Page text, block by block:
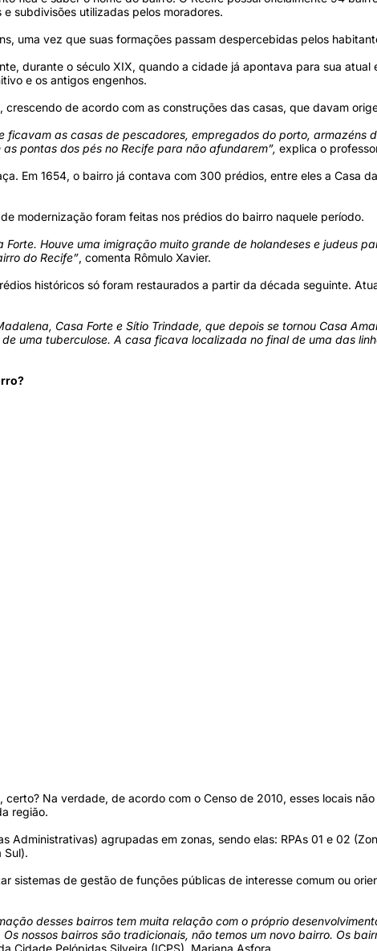
subdivisões utilizadas pelos moradores.
uma vez que suas formações passam despercebidas pelos
durante o século XIX, quando a cidade já apontava para sua
e os antigos engenhos.
de acordo com as construções das casas, que davam
ficavam as casas de pescadores, empregados do porto, armazéns
pontas dos pés no Recife para não afundarem”, explica o
Em 1654, o bairro já contava com 300 prédios, entre eles a Casa
modernização foram feitas nos prédios do bairro naquele período.
Houve uma imigração muito grande de holandeses e judeus
do Recife”, comenta Rômulo Xavier.
históricos só foram restaurados a partir da década seguinte.
Casa Forte e Sítio Trindade, que depois se tornou Casa
uma tuberculose. A casa ficava localizada no final de uma das
Na verdade, de acordo com o Censo de 2010, esses locais
região.
agrupadas em zonas, sendo elas: RPAs 01 e 02
Sul).
de gestão de funções públicas de interesse comum ou
desses bairros tem muita relação com o próprio
nossos bairros são tradicionais, não temos um novo bairro. Os
Cidade Pelópidas Silveira (ICPS), Mariana Asfora.